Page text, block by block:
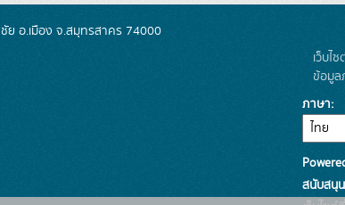
ย อ.เมือง จ.สมุทรสาคร 74000
เว็บไ
ข้อมูล
ภาษา
สนับสนุ